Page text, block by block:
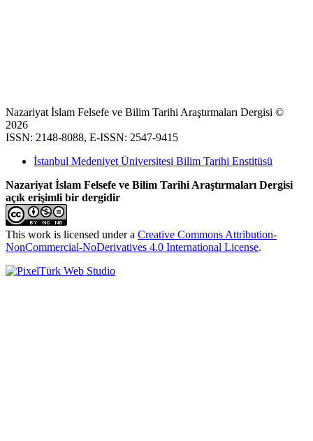
Nazariyat İslam Felsefe ve Bilim Tarihi Araştırmaları Dergisi ©
2026
ISSN: 2148-8088, E-ISSN: 2547-9415
İstanbul Medeniyet Üniversitesi Bilim Tarihi Enstitüsü
Nazariyat İslam Felsefe ve Bilim Tarihi Araştırmaları Dergisi
açık erişimli bir dergidir
This work is licensed under a Creative Commons Attribution-
NonCommercial-NoDerivatives 4.0 International License.